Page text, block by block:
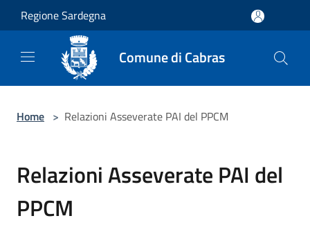
Salta al contenuto principale
Regione Sardegna
Comune di Cabras
Home > Relazioni Asseverate PAI del PPCM
Relazioni Asseverate PAI del
PPCM